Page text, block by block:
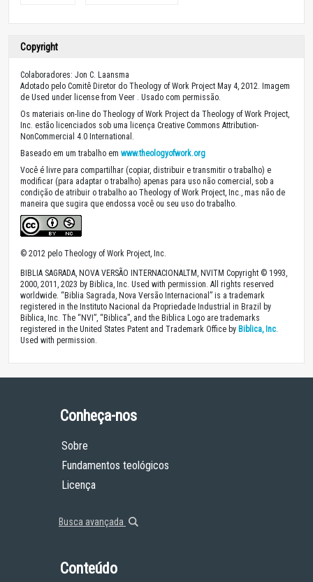
Copyright
Colaboradores: Jon C. Laansma
Adotado pelo Comitê Diretor do Theology of Work Project May 4, 2012. Imagem
de Used under license from Veer . Usado com permissão.
Os materiais on-line do Theology of Work Project da Theology of Work Project,
Inc. estão licenciados sob uma licença Creative Commons Attribution-
NonCommercial 4.0 International.
Baseado em um trabalho em www.theologyofwork.org
Você é livre para compartilhar (copiar, distribuir e transmitir o trabalho) e
modificar (para adaptar o trabalho) apenas para uso não comercial, sob a
condição de atribuir o trabalho ao Theology of Work Project, Inc., mas não de
maneira que sugira que endossa você ou seu uso do trabalho.
© 2012 pelo Theology of Work Project, Inc.
BIBLIA SAGRADA, NOVA VERSÃO INTERNACIONALTM, NVITM Copyright © 1993,
2000, 2011, 2023 by Biblica, Inc. Used with permission. All rights reserved
worldwide. “Biblia Sagrada, Nova Versão Internacional” is a trademark
registered in the Instituto Nacional da Propriedade Industrial in Brazil by
Biblica, Inc. The “NVI”, “Biblica”, and the Biblica Logo are trademarks
registered in the United States Patent and Trademark Office by Biblica, Inc
Used with permission.
Conheça-nos
Sobre
Fundamentos teológicos
Licença
Busca avançada
Conteúdo